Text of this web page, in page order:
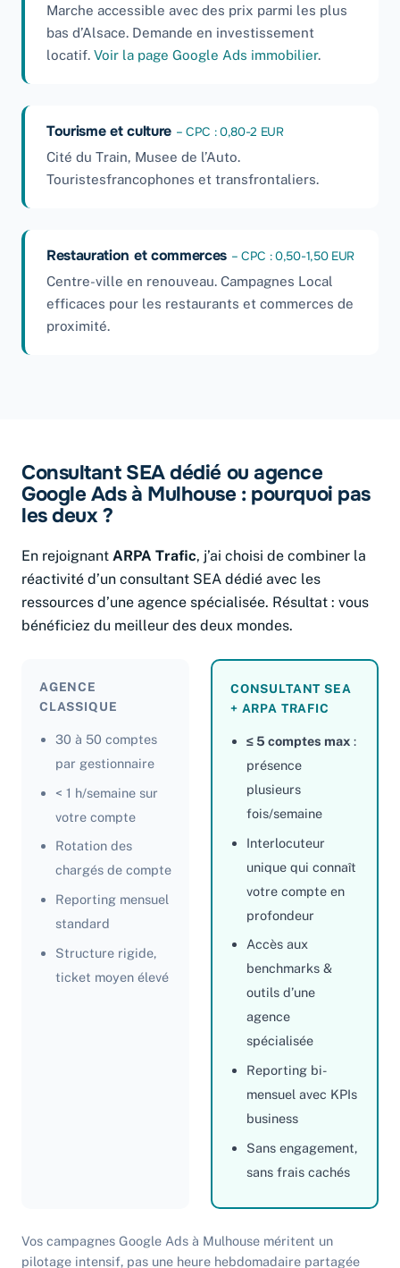
Marche accessible avec des prix parmi les plus
bas d’Alsace. Demande en investissement
locatif. Voir la page Google Ads immobilier.
Tourisme et culture – CPC : 0,80-2 EUR
Cité du Train, Musee de l’Auto.
Touristesfrancophones et transfrontaliers.
Restauration et commerces – CPC : 0,50-1,50 EUR
Centre-ville en renouveau. Campagnes Local
efficaces pour les restaurants et commerces de
proximité.
Consultant SEA dédié ou agence
Google Ads à Mulhouse : pourquoi pas
les deux ?
En rejoignant ARPA Trafic, j’ai choisi de combiner la
réactivité d’un consultant SEA dédié avec les
ressources d’une agence spécialisée. Résultat : vous
bénéficiez du meilleur des deux mondes.
AGENCE
CLASSIQUE
30 à 50 comptes
par gestionnaire
< 1 h/semaine sur
votre compte
Rotation des
chargés de compte
Reporting mensuel
standard
Structure rigide,
ticket moyen élevé
CONSULTANT SEA
+ ARPA TRAFIC
≤ 5 comptes max:
présence
plusieurs
fois/semaine
Interlocuteur
unique qui connaît
votre compte en
profondeur
Accès aux
benchmarks &
outils d’une
agence
spécialisée
Reporting bi-
mensuel avec KPIs
business
Sans engagement,
sans frais cachés
Vos campagnes Google Ads à Mulhouse méritent un
pilotage intensif, pas une heure hebdomadaire partagée